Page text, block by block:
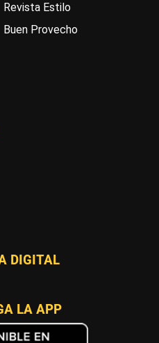
Revista Estilo
Buen Provecho
DIGITAL
LA APP